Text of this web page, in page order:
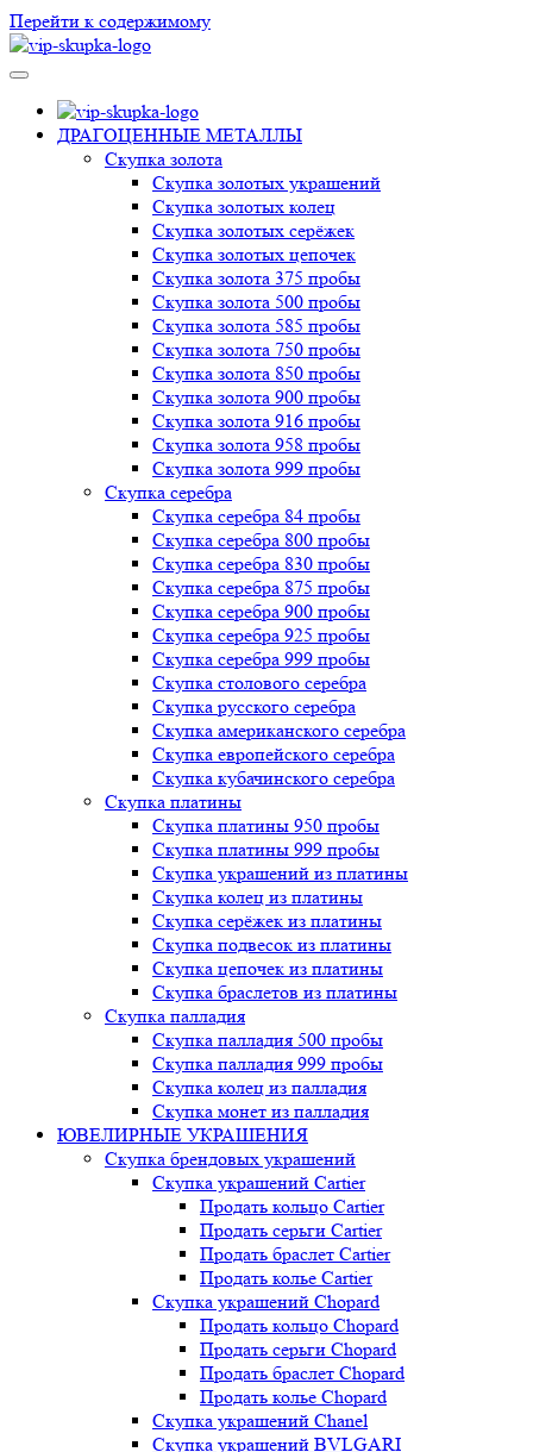
Перейти к содержимому
ДРАГОЦЕННЫЕ МЕТАЛЛЫ
Скупка золота
Скупка золотых украшений
Скупка золотых колец
Скупка золотых серёжек
Скупка золотых цепочек
Скупка золота 375 пробы
Скупка золота 500 пробы
Скупка золота 585 пробы
Скупка золота 750 пробы
Скупка золота 850 пробы
Скупка золота 900 пробы
Скупка золота 916 пробы
Скупка золота 958 пробы
Скупка золота 999 пробы
Скупка серебра
Скупка серебра 84 пробы
Скупка серебра 800 пробы
Скупка серебра 830 пробы
Скупка серебра 875 пробы
Скупка серебра 900 пробы
Скупка серебра 925 пробы
Скупка серебра 999 пробы
Скупка столового серебра
Скупка русского серебра
Скупка американского серебра
Скупка европейского серебра
Скупка кубачинского серебра
Скупка платины
Скупка платины 950 пробы
Скупка платины 999 пробы
Скупка украшений из платины
Скупка колец из платины
Скупка серёжек из платины
Скупка подвесок из платины
Скупка цепочек из платины
Скупка браслетов из платины
Скупка палладия
Скупка палладия 500 пробы
Скупка палладия 999 пробы
Скупка колец из палладия
Скупка монет из палладия
ЮВЕЛИРНЫЕ УКРАШЕНИЯ
Скупка брендовых украшений
Скупка украшений Cartier
Продать кольцо Cartier
Продать серьги Cartier
Продать браслет Cartier
Продать колье Cartier
Скупка украшений Chopard
Продать кольцо Chopard
Продать серьги Chopard
Продать браслет Chopard
Продать колье Chopard
Скупка украшений Chanel
Скупка украшений BVLGARI